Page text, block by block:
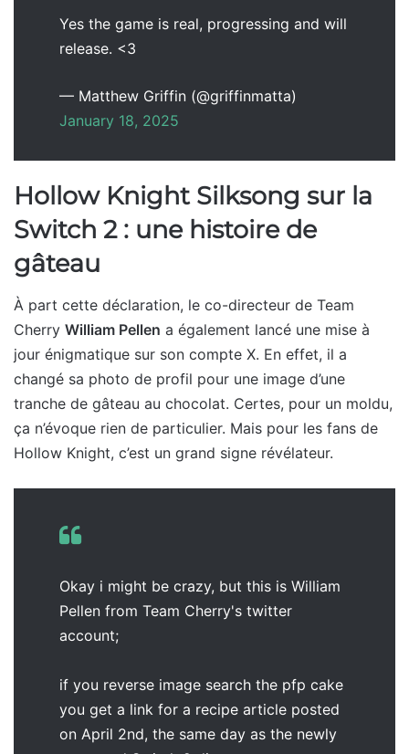
Yes the game is real, progressing and will
release. <3
— Matthew Griffin (@griffinmatta)
January 18, 2025
Hollow Knight Silksong sur la
Switch 2 : une histoire de
gâteau
À part cette déclaration, le co-directeur de Team
Cherry William Pellen a également lancé une mise à
jour énigmatique sur son compte X. En effet, il a
changé sa photo de profil pour une image d’une
tranche de gâteau au chocolat. Certes, pour un moldu,
ça n’évoque rien de particulier. Mais pour les fans de
Hollow Knight, c’est un grand signe révélateur.
Okay i might be crazy, but this is William
Pellen from Team Cherry's twitter
account;
if you reverse image search the pfp cake
you get a link for a recipe article posted
on April 2nd, the same day as the newly